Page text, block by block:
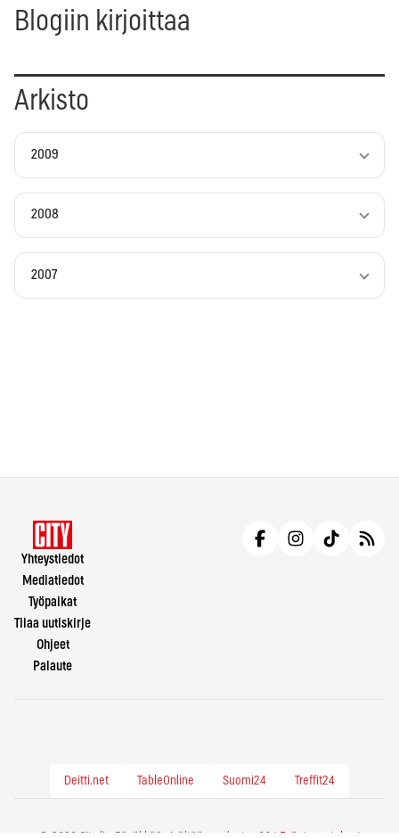
Blogiin kirjoittaa
Arkisto
2009
2008
2007
Yhteystiedot
Mediatiedot
Työpaikat
Tilaa uutiskirje
Ohjeet
Palaute
Deitti.net TableOnline Suomi24 Treffit24